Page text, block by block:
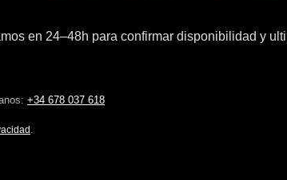
en 24–48h para confirmar disponibilidad y
+34 678 037 618
.